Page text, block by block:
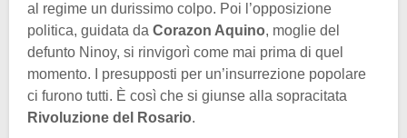
al regime un durissimo colpo. Poi l’opposizione
politica, guidata da Corazon Aquino, moglie del
defunto Ninoy, si rinvigorì come mai prima di quel
momento. I presupposti per un’insurrezione popolare
ci furono tutti. È così che si giunse alla sopracitata
Rivoluzione del Rosario.